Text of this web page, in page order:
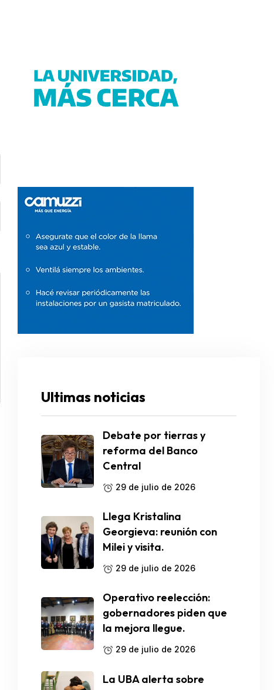
Ultimas noticias
Debate por tierras y
reforma del Banco
Central
29 de julio de 2026
Llega Kristalina
Georgieva: reunión con
Milei y visita.
29 de julio de 2026
Operativo reelección:
gobernadores piden que
la mejora llegue.
29 de julio de 2026
La UBA alerta sobre